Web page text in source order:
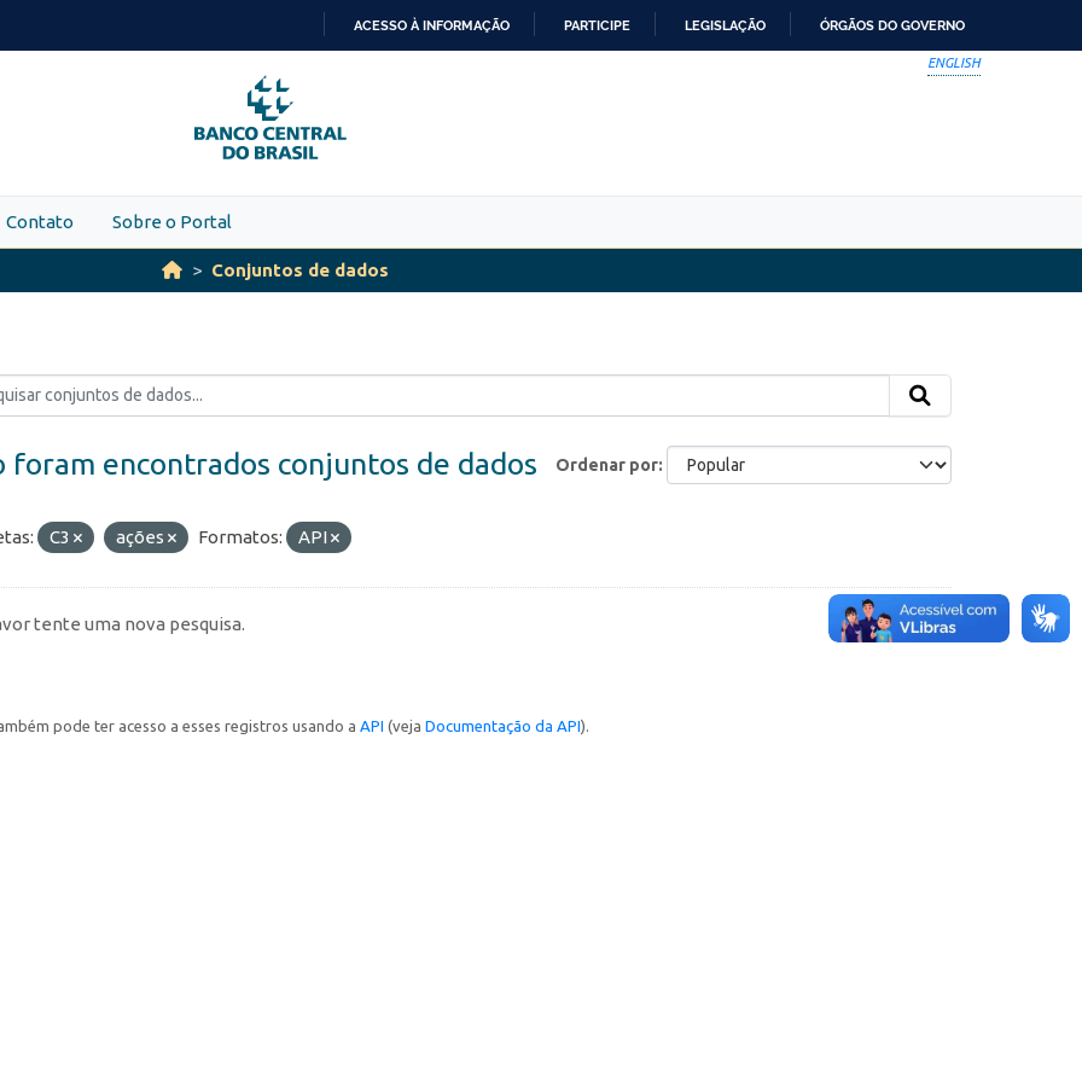
PARA
O
CONTEÚDO
ACESSO À INFORMAÇÃO PARTICIPE LEGISLAÇÃO ÓRGÃOS DO GOVERNO
ENGLISH
Contato Sobre o Portal
Conjuntos de dados
Ordenar por
foram encontrados conjuntos de dados
C3 ações Formatos: API
tente uma nova pesquisa.
pode ter acesso a esses registros usando a API (veja Documentação da API).